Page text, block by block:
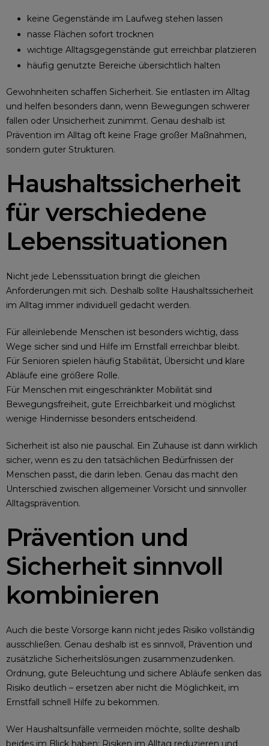
keine Gegenstände im Laufweg stehen lassen
nasse Flächen sofort trocknen
wichtige Alltagsgegenstände gut erreichbar platzieren
häufig genutzte Bereiche übersichtlich halten
Gewohnheiten schaffen Sicherheit. Sie entlasten im Alltag
und helfen besonders dann, wenn Bewegungen schwerer
fallen oder Unsicherheit zunimmt. Genau deshalb ist
Prävention im Alltag oft keine Frage großer Maßnahmen,
sondern guter Strukturen.
Haushaltssicherheit
für verschiedene
Lebenssituationen
Nicht jede Lebenssituation bringt die gleichen
Anforderungen mit sich. Deshalb sollte Haushaltssicherheit
im Alltag immer individuell gedacht werden.
Für alleinlebende Menschen ist besonders wichtig, dass
Wege sicher sind und Hilfe im Ernstfall erreichbar bleibt.
Für Senioren spielen häufig Stabilität, Übersicht und klare
Abläufe eine größere Rolle.
Für Menschen mit eingeschränkter Mobilität sind
Bewegungsfreiheit, gute Erreichbarkeit und möglichst
wenige Hindernisse besonders entscheidend.
Sicherheit ist also nie pauschal. Ein Zuhause ist dann wirklich
sicher, wenn es zu den tatsächlichen Bedürfnissen der
Menschen passt, die darin leben. Genau das macht den
Unterschied zwischen allgemeiner Vorsicht und sinnvoller
Alltagsprävention.
Prävention und
Sicherheit sinnvoll
kombinieren
Auch die beste Vorsorge kann nicht jedes Risiko vollständig
ausschließen. Genau deshalb ist es sinnvoll, Prävention und
zusätzliche Sicherheitslösungen zusammenzudenken.
Ordnung, gute Beleuchtung und sichere Abläufe senken das
Risiko deutlich – ersetzen aber nicht die Möglichkeit, im
Ernstfall schnell Hilfe zu bekommen.
Wer Haushaltsunfälle vermeiden möchte, sollte deshalb